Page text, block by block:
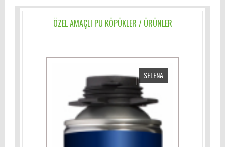
ÖZEL AMAÇLI PU KÖPÜKLER / ÜRÜNLER
SELENA